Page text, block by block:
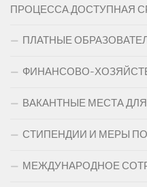
ПРОЦЕССА.ДОСТУПНАЯ
ПЛАТНЫЕ
ФИНАНСОВО-
ВАКАНТНЫЕ МЕСТА
СТИПЕНДИИ И МЕРЫ
МЕЖДУНАРОДНОЕ